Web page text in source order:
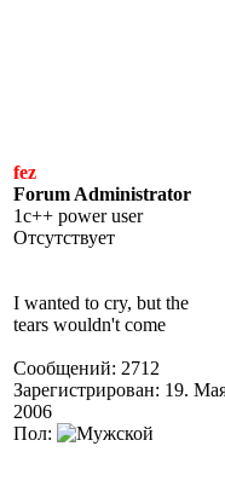
fez
Forum Administrator
1c++ power user
Отсутствует
I wanted to cry, but the
tears wouldn't come
Сообщений: 2712
Зарегистрирован: 19.
2006
Пол: